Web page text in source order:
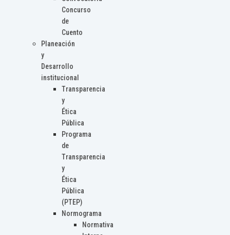
Concurso
de
Cuento
Planeación
y
Desarrollo
institucional
Transparencia
y
Ética
Pública
Programa
de
Transparencia
y
Ética
Pública
(PTEP)
Normograma
Normativa